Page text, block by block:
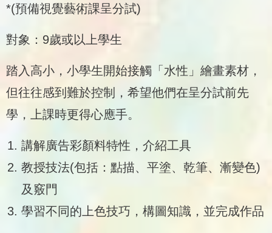
*(預備視覺藝術課呈分試)
對象：9歲或以上學生
踏入高小，小學生開始接觸「水性」繪畫素材，
但往往感到難於控制，希望他們在呈分試前先
學，上課時更得心應手。
講解廣告彩顏料特性，介紹工具
教授技法(包括：點描、平塗、乾筆、漸變色)
及竅門
學習不同的上色技巧，構圖知識，並完成作品